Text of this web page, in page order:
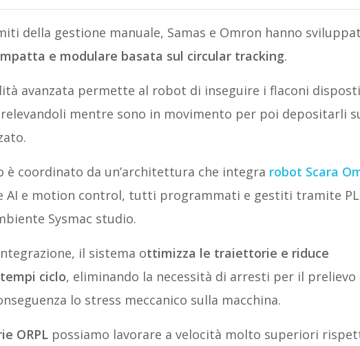
della gestione manuale, Samas e Omron hanno
e modulare basata sul circular tracking.
avanzata permette al robot di inseguire i flaconi
mentre sono in movimento per poi depositarli
è coordinato da un’architettura che integra robot Scara
AI e motion control, tutti programmati e gestiti tramite
Sysmac studio.
il sistema ottimizza le traiettorie e riduce
ciclo, eliminando la necessità di arresti per il prelievo
lo stress meccanico sulla macchina.
ORPLpossiamo lavorare a velocità molto superiori